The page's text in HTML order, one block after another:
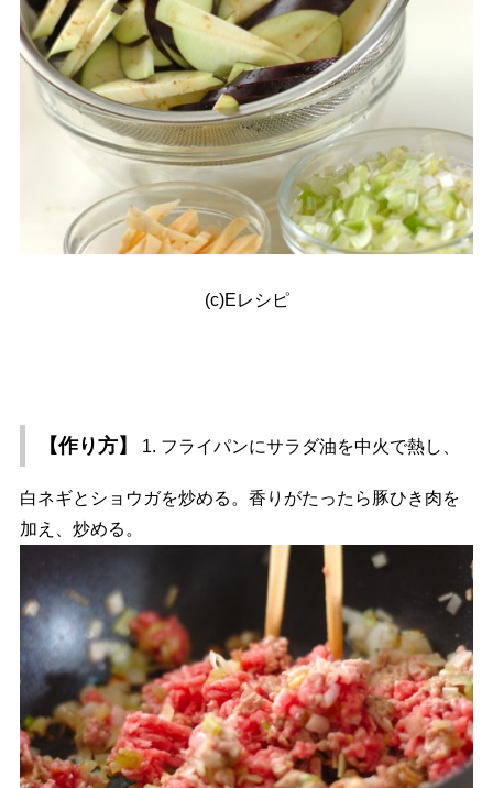
(c)Eレシピ
【作り方】 1. フライパンにサラダ油を中火で熱し、
白ネギとショウガを炒める。香りがたったら豚ひき肉を
加え、炒める。